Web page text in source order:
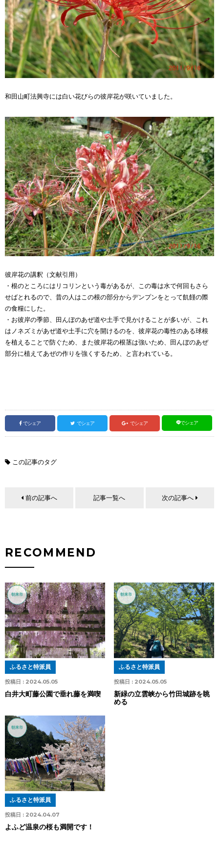
和田山町法興寺には白い花びらの彼岸花が咲いていました。
彼岸花の講釈（文献引用）
・根のところにはリコリンという毒があるが、この毒は水で何回もさら
せばとれるので、昔の人はこの根の部分からデンプンをとって飢饉の際
の食糧にした。
・お彼岸の季節、田んぼのあぜ道や土手で見かけることが多いが、これ
はノネズミがあぜ道や土手に穴を開けるのを、彼岸花の毒性のある球根
を植えることで防ぐため、また彼岸花の根茎は強いため、田んぼのあぜ
部分に植えてあぜの作りを強くするため、と言われている。
でシェア でシェア でシェア でシェア
この記事のタグ
前の記事へ 記事一覧へ 次の記事へ
RECOMMEND
朝来市
投稿日 : 2024.05.05
ふるさと特派員
白井大町藤公園で垂れ藤を満喫
朝来市
投稿日 : 2024.05.05
ふるさと特派員
新緑の立雲峡から竹田城跡を眺
める
朝来市
投稿日 : 2024.04.07
ふるさと特派員
よふど温泉の桜も満開です！